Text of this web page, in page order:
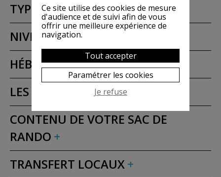
TYPE DE RANDONNÉE
NIVEAU
HÉBERGEMENT
LES GROUPES
CONTENU DE VOTRE SAC DE
RANDO
TRANSFERT LOCAUX
Ce site utilise des cookies de mesure
d'audience et de suivi afin de vous
offrir une meilleure expérience de
navigation.
Tout accepter
Paramétrer les cookies
Je refuse